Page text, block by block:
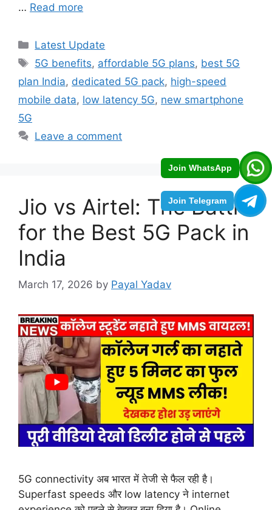
Join WhatsApp
Join Telegram
… Read more
Categories
Latest Update
Tags
5G benefits, affordable 5G plans, best 5G
plan India, dedicated 5G pack, high-speed
mobile data, low latency 5G, new smartphone
5G
Leave a comment
Jio vs Airtel: The Battle
for the Best 5G Pack in
India
March 17, 2026 by Payal Yadav
5G connectivity अब भारत में तेजी से फैल रही है।
Superfast speeds और low latency ने internet